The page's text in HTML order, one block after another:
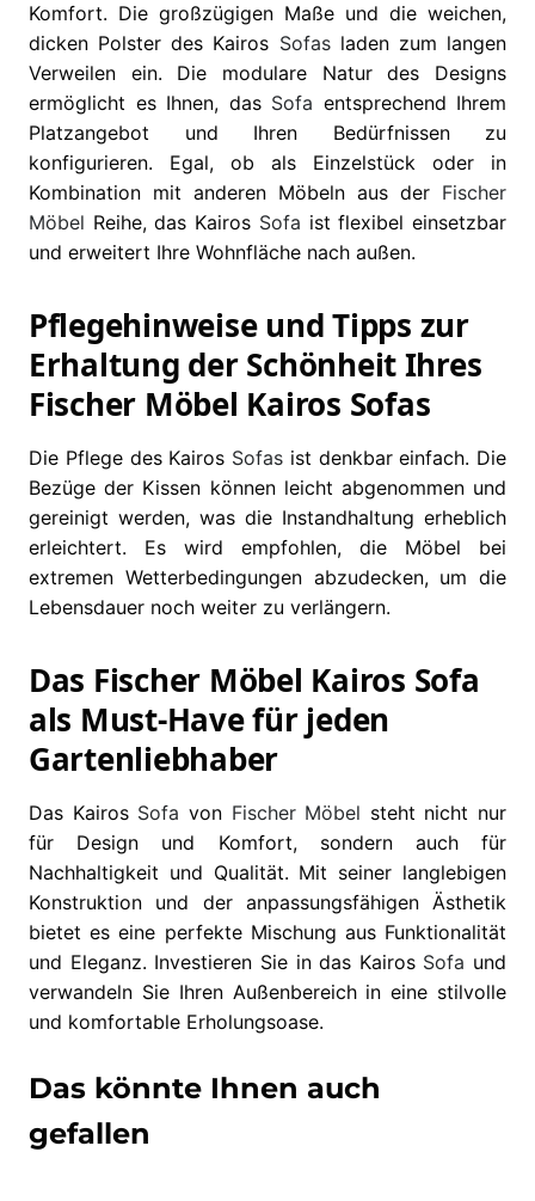
Komfort. Die großzügigen Maße und die weichen,
dicken Polster des Kairos Sofasladen zum langen
Verweilen ein. Die modulare Natur des Designs
ermöglicht es Ihnen, das Sofa entsprechend Ihrem
Platzangebot und Ihren Bedürfnissen zu
konfigurieren. Egal, ob als Einzelstück oder in
Kombination mit anderen Möbeln aus der Fischer
Möbel Reihe, das Kairos Sofa ist flexibel einsetzbar
und erweitert Ihre Wohnfläche nach außen.
Pflegehinweise und Tipps zur
Erhaltung der Schönheit Ihres
Fischer Möbel Kairos Sofas
Die Pflege des Kairos Sofas ist denkbar einfach. Die
Bezüge der Kissen können leicht abgenommen und
gereinigt werden, was die Instandhaltung erheblich
erleichtert. Es wird empfohlen, die Möbel bei
extremen Wetterbedingungen abzudecken, um die
Lebensdauer noch weiter zu verlängern.
Das Fischer Möbel Kairos Sofa
als Must-Have für jeden
Gartenliebhaber
Das Kairos Sofa von Fischer Möbel steht nicht nur
für Design und Komfort, sondern auch für
Nachhaltigkeit und Qualität. Mit seiner langlebigen
Konstruktion und der anpassungsfähigen Ästhetik
bietet es eine perfekte Mischung aus Funktionalität
und Eleganz. Investieren Sie in das Kairos Sofa und
verwandeln Sie Ihren Außenbereich in eine stilvolle
und komfortable Erholungsoase.
Das könnte Ihnen auch
gefallen